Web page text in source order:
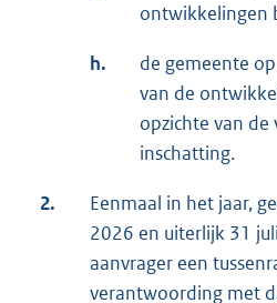
ontwikkelingen
h.
de gemeente
van de
opzichte van
inschatting.
2.
Eenmaal in het jaar,
2026 en uiterlijk 31
aanvrager een
verantwoording met